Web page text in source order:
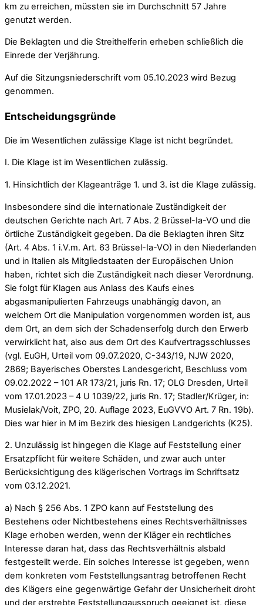
km zu erreichen, müssten sie im Durchschnitt 57 Jahre
genutzt werden.
Die Beklagten und die Streithelferin erheben schließlich die
Einrede der Verjährung.
Auf die Sitzungsniederschrift vom 05.10.2023 wird Bezug
genommen.
Entscheidungsgründe
Die im Wesentlichen zulässige Klage ist nicht begründet.
I. Die Klage ist im Wesentlichen zulässig.
1. Hinsichtlich der Klageanträge 1. und 3. ist die Klage zulässig.
Insbesondere sind die internationale Zuständigkeit der
deutschen Gerichte nach Art. 7 Abs. 2 Brüssel-Ia-VO und die
örtliche Zuständigkeit gegeben. Da die Beklagten ihren Sitz
(Art. 4 Abs. 1 i.V.m. Art. 63 Brüssel-Ia-VO) in den Niederlanden
und in Italien als Mitgliedstaaten der Europäischen Union
haben, richtet sich die Zuständigkeit nach dieser Verordnung.
Sie folgt für Klagen aus Anlass des Kaufs eines
abgasmanipulierten Fahrzeugs unabhängig davon, an
welchem Ort die Manipulation vorgenommen worden ist, aus
dem Ort, an dem sich der Schadenserfolg durch den Erwerb
verwirklicht hat, also aus dem Ort des Kaufvertragsschlusses
(vgl. EuGH, Urteil vom 09.07.2020, C-343/19, NJW 2020,
2869; Bayerisches Oberstes Landesgericht, Beschluss vom
09.02.2022 – 101 AR 173/21, juris Rn. 17; OLG Dresden, Urteil
vom 17.01.2023 – 4 U 1039/22, juris Rn. 17; Stadler/Krüger, in:
Musielak/Voit, ZPO, 20. Auflage 2023, EuGVVO Art. 7 Rn. 19b).
Dies war hier in M im Bezirk des hiesigen Landgerichts (K25).
2. Unzulässig ist hingegen die Klage auf Feststellung einer
Ersatzpflicht für weitere Schäden, und zwar auch unter
Berücksichtigung des klägerischen Vortrags im Schriftsatz
vom 03.12.2021.
a) Nach § 256 Abs. 1 ZPO kann auf Feststellung des
Bestehens oder Nichtbestehens eines Rechtsverhältnisses
Klage erhoben werden, wenn der Kläger ein rechtliches
Interesse daran hat, dass das Rechtsverhältnis alsbald
festgestellt werde. Ein solches Interesse ist gegeben, wenn
dem konkreten vom Feststellungsantrag betroffenen Recht
des Klägers eine gegenwärtige Gefahr der Unsicherheit droht
und der erstrebte Feststellungausspruch geeignet ist, diese